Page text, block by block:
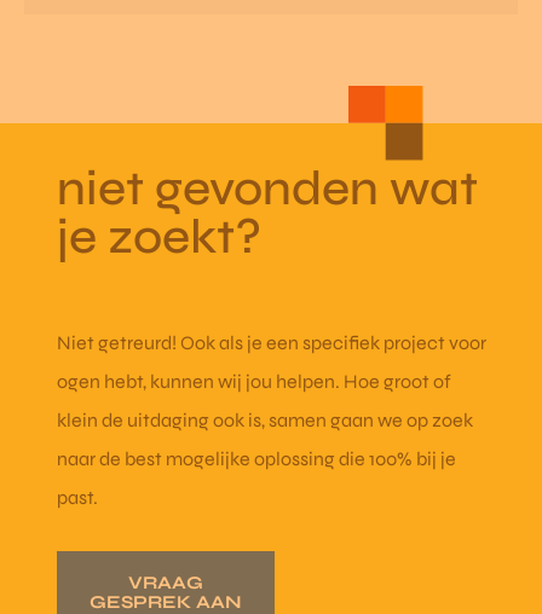
niet gevonden wat
je zoekt?
Niet getreurd! Ook als je een specifiek project voor
ogen hebt, kunnen wij jou helpen. Hoe groot of
klein de uitdaging ook is, samen gaan we op zoek
naar de best mogelijke oplossing die 100% bij je
past.
VRAAG
GESPREK AAN